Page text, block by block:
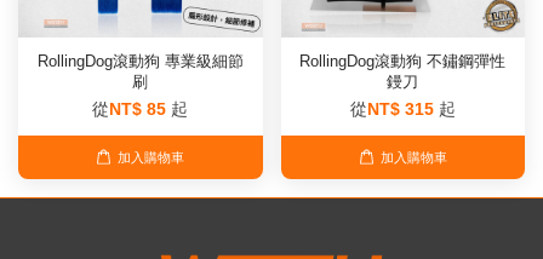
RollingDog滾動狗 專業級細節
刷
從NT$ 85 起
加入購物車
RollingDog滾動狗 不鏽鋼彈性
鏝刀
從NT$ 315 起
加入購物車